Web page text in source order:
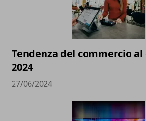
Tendenza del commercio
2024
27/06/2024